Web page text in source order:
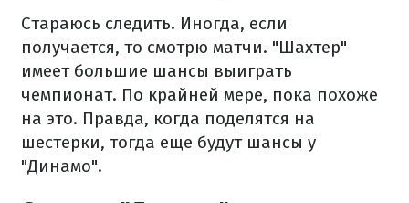
Стараюсь следить. Иногда, если
получается, то смотрю матчи. "Шахтер"
имеет большие шансы выиграть
чемпионат. По крайней мере, пока похоже
на это. Правда, когда поделятся на
шестерки, тогда еще будут шансы у
"Динамо".